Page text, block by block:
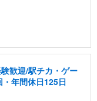
歓迎/駅チカ・ゲー
年間休日125日